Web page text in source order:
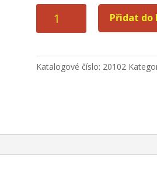
stehenní
1
Přidat do
Katalogové číslo: 20102